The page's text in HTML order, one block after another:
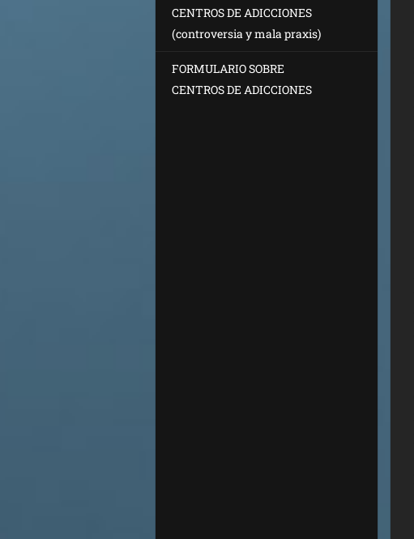
CENTROS DE ADICCIONES
(controversia y mala praxis)
FORMULARIO SOBRE
CENTROS DE ADICCIONES